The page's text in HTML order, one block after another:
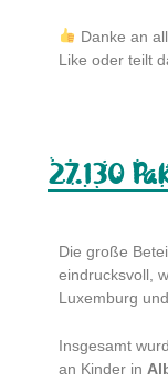
Danke an
Like oder teilt
27.130
Die große
eindrucksvoll,
Luxemburg
Insgesamt
an Kinder in